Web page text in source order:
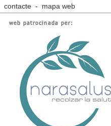
contacte - mapa web